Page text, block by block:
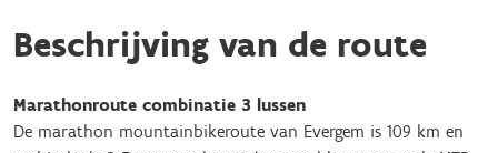
Beschrijving van de route
Marathonroute combinatie 3 lussen
De marathon mountainbikeroute van Evergem is 109 km en